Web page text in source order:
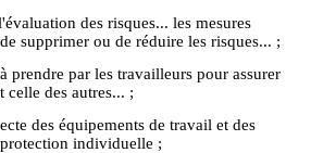
des risques... les mesures
supprimer ou de réduire les risques... ;
prendre par les travailleurs pour assurer
celle des autres... ;
des équipements de travail et des
individuelle ;